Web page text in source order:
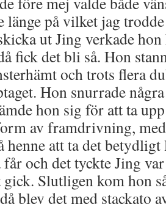
länge på vilket jag
ut Jing verkade
fick det bli så. Hon
och trots flera
Hon snurrade
hon sig för att ta
av framdrivning,
henne att ta det
och det tyckte Jing
gick. Slutligen kom hon
blev det med stackato